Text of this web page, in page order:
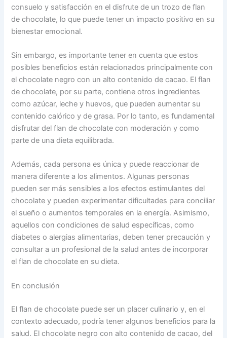
consuelo y satisfacción en el disfrute de un trozo de flan
de chocolate, lo que puede tener un impacto positivo en su
bienestar emocional.
Sin embargo, es importante tener en cuenta que estos
posibles beneficios están relacionados principalmente con
el chocolate negro con un alto contenido de cacao. El flan
de chocolate, por su parte, contiene otros ingredientes
como azúcar, leche y huevos, que pueden aumentar su
contenido calórico y de grasa. Por lo tanto, es fundamental
disfrutar del flan de chocolate con moderación y como
parte de una dieta equilibrada.
Además, cada persona es única y puede reaccionar de
manera diferente a los alimentos. Algunas personas
pueden ser más sensibles a los efectos estimulantes del
chocolate y pueden experimentar dificultades para conciliar
el sueño o aumentos temporales en la energía. Asimismo,
aquellos con condiciones de salud específicas, como
diabetes o alergias alimentarias, deben tener precaución y
consultar a un profesional de la salud antes de incorporar
el flan de chocolate en su dieta.
En conclusión
El flan de chocolate puede ser un placer culinario y, en el
contexto adecuado, podría tener algunos beneficios para la
salud. El chocolate negro con alto contenido de cacao, del